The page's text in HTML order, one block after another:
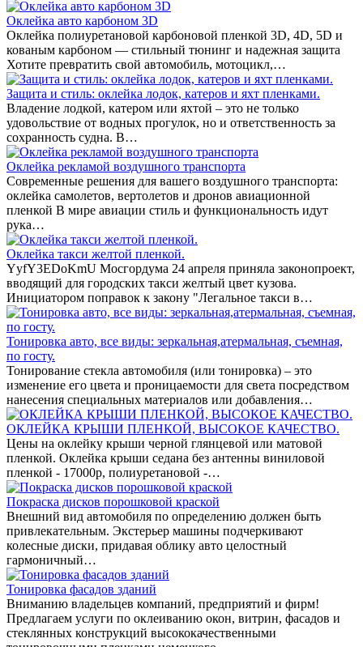
Оклейка авто карбоном 3D
Оклейка полиуретановой карбоновой пленкой 3D, 4D, 5D и
кованым карбоном — стильный тюнинг и надежная защита
Хотите превратить свой автомобиль, мотоцикл,…
Защита и стиль: оклейка лодок, катеров и яхт пленками.
Владение лодкой, катером или яхтой – это не только
удовольствие от водных прогулок, но и ответственность за
сохранность судна. В…
Оклейка рекламой воздушного транспорта
Современные решения для вашего воздушного транспорта:
оклейка самолетов, вертолетов и дронов авиационной
пленкой В мире авиации стиль и функциональность идут
рука…
Оклейка такси желтой пленкой.
YyfY3EDoKmU Мосгордума 24 апреля приняла законопроект,
вводящий для городских такси желтый цвет кузова.
Инициатором поправок к закону "Легальное такси в…
Тонировка авто, все виды: зеркальная,атермальная, съемная,
по госту.
Тонирование стекла автомобиля (или тонировка) – это
изменение его цвета и проницаемости для света посредством
нанесения специальных материалов или добавления…
ОКЛЕЙКА КРЫШИ ПЛЕНКОЙ, ВЫСОКОЕ КАЧЕСТВО.
Цены на оклейку крыши черной глянцевой или матовой
пленкой. Оклейка крыши седана без антенны виниловой
пленкой - 17000р, полиуретановой -…
Покраска дисков порошковой краской
Внешний вид автомобиля по определению должен быть
привлекательным. Экстерьер машины подчеркивают
колесные диски, придавая облику авто целостный
гармоничный…
Тонировка фасадов зданий
Вниманию владельцев компаний, предприятий и фирм!
Предлагаем услуги по оклеиванию окон, витрин, фасадов и
стеклянных конструкций высококачественными